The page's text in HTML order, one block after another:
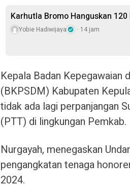
Karhutla Bromo Hanguskan
Yobie Hadiwijaya 14 jam
Kepala Badan Kepegawaian
(BKPSDM) Kabupaten
tidak ada lagi perpanjangan
(PTT) di lingkungan Pemkab.
Nurgayah, menegaskan
pengangkatan tenaga
2024.